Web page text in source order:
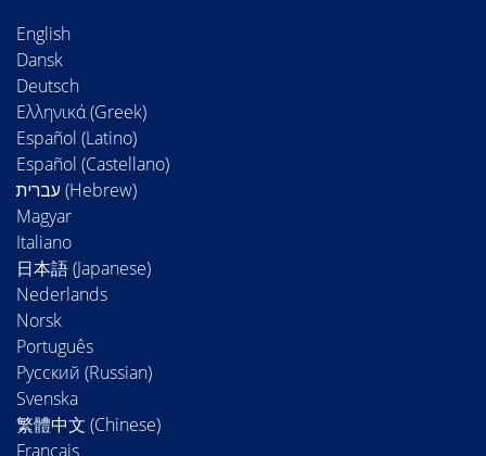
English
Dansk
Deutsch
Ελληνικά (Greek)
Español (Latino)
Español (Castellano)
Magyar
Italiano
日本語 (Japanese)
Nederlands
Norsk
Português
Русский (Russian)
Svenska
繁體中文 (Chinese)
Français